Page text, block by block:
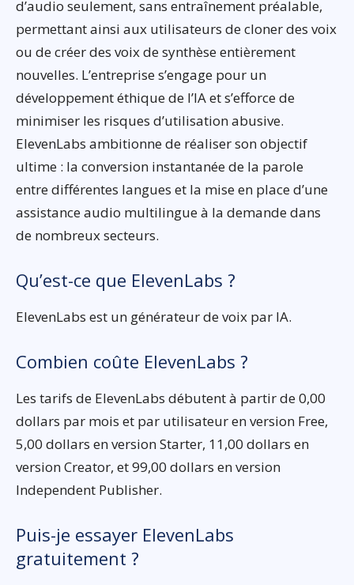
d’audio seulement, sans entraînement préalable,
permettant ainsi aux utilisateurs de cloner des voix
ou de créer des voix de synthèse entièrement
nouvelles. L’entreprise s’engage pour un
développement éthique de l’IA et s’efforce de
minimiser les risques d’utilisation abusive.
ElevenLabs ambitionne de réaliser son objectif
ultime : la conversion instantanée de la parole
entre différentes langues et la mise en place d’une
assistance audio multilingue à la demande dans
de nombreux secteurs.
Qu’est-ce que ElevenLabs ?
ElevenLabs est un générateur de voix par IA.
Combien coûte ElevenLabs ?
Les tarifs de ElevenLabs débutent à partir de 0,00
dollars par mois et par utilisateur en version Free,
5,00 dollars en version Starter, 11,00 dollars en
version Creator, et 99,00 dollars en version
Independent Publisher.
Puis-je essayer ElevenLabs
gratuitement ?